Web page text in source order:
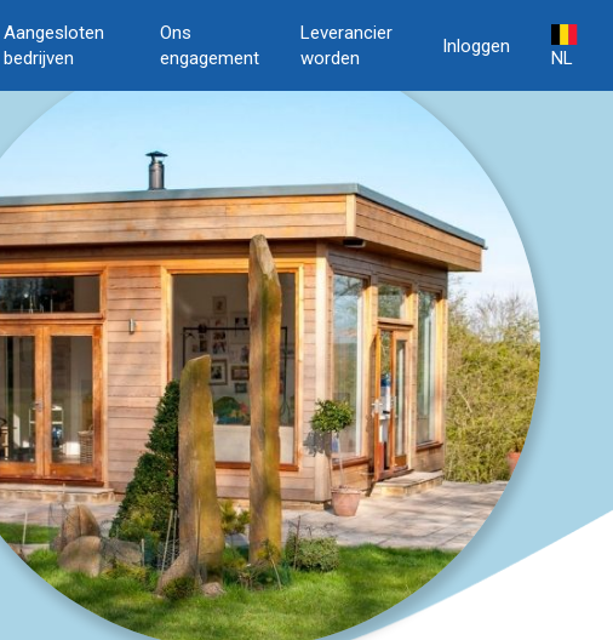
Aangesloten
bedrijven
Ons
engagement
Leverancier
worden
Inloggen
NL